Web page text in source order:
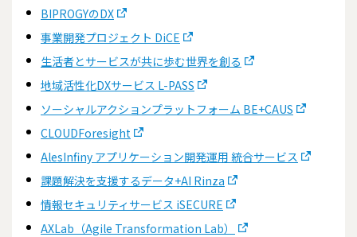
BIPROGYのDX
事業開発プロジェクト DiCE
生活者とサービスが共に歩む世界を創る
地域活性化DXサービス L-PASS
ソーシャルアクションプラットフォーム BE+CAUS
CLOUDForesight
AlesInfiny アプリケーション開発運用 統合サービス
課題解決を支援するデータ+AI Rinza
情報セキュリティサービス iSECURE
AXLab（Agile Transformation Lab）